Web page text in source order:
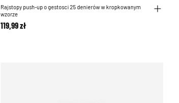
Rajstopy push-up o gestosci 25 denierów w kropkowanym
wzorze
119,99 zł